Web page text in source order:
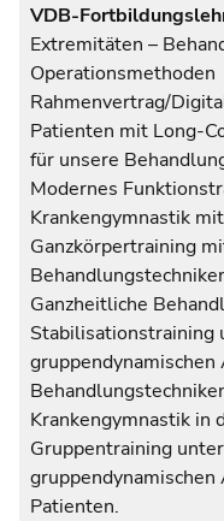
VDB-
Extremitäten –
Operationsmethoden
Rahmenvertrag/
Patienten mit Long-
für unsere
Modernes
Krankengymnastik
Ganzkörpertraining
Ganzheitliche
Stabilisationstraining
gruppendynamischen
Krankengymnastik in
Gruppentraining
Patienten.